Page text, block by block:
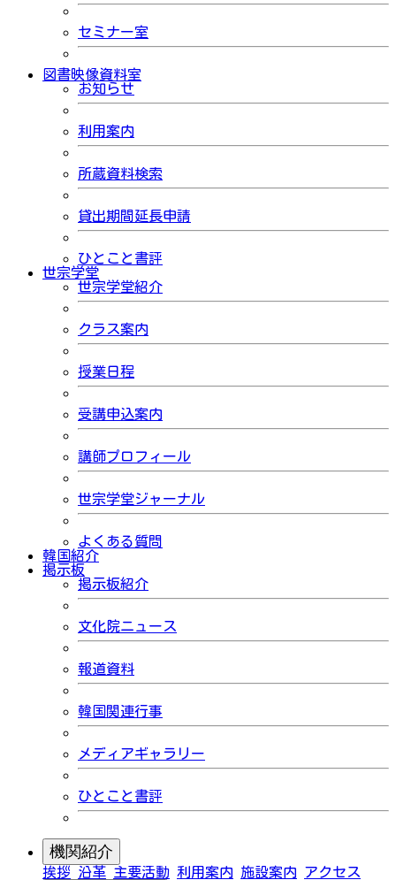
セミナー室
図書映像資料室
お知らせ
利用案内
所蔵資料検索
貸出期間延長申請
ひとこと書評
世宗学堂
世宗学堂紹介
クラス案内
授業日程
受講申込案内
講師プロフィール
世宗学堂ジャーナル
よくある質問
韓国紹介
掲示板
掲示板紹介
文化院ニュース
報道資料
韓国関連行事
メディアギャラリー
ひとこと書評
機関紹介
挨拶 沿革 主要活動 利用案内 施設案内 アクセス